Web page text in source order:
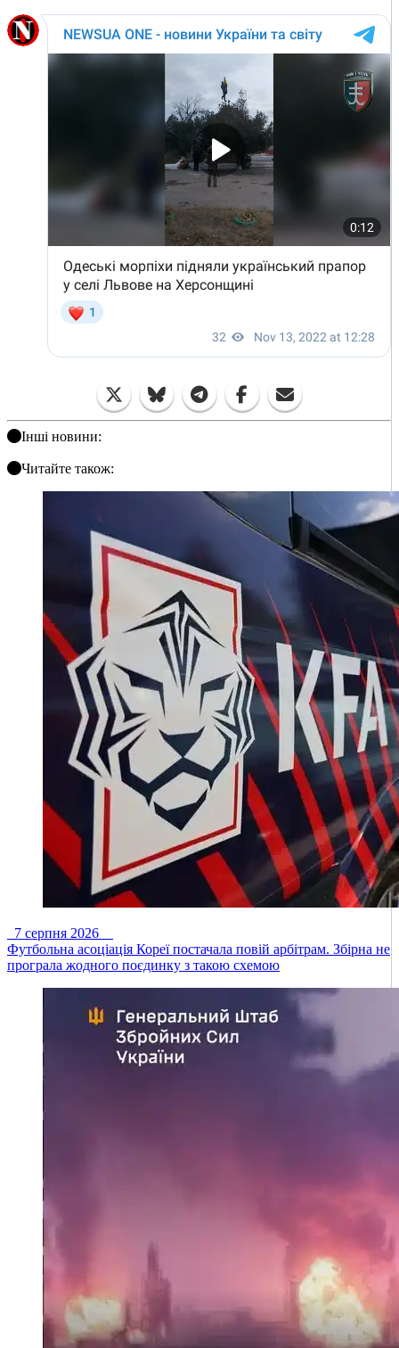
Інші новини:
Читайте також:
7 серпня 2026
Футбольна асоціація Кореї постачала повій арбітрам. Збірна не
програла жодного поєдинку з такою схемою